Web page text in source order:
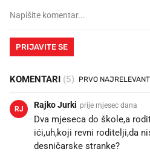
PRIJAVITE SE
KOMENTARI (5)
RJ Rajko Jurki prije mjesec dana
Dva mjeseca do škole,a
ići,uh,koji revni roditelji,da
desničarske stranke?